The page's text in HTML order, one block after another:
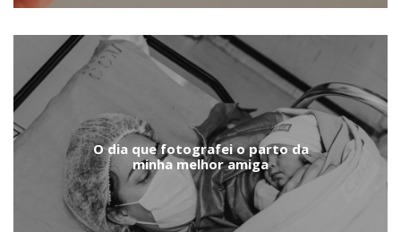
O dia que fotografei o parto da
minha melhor amiga